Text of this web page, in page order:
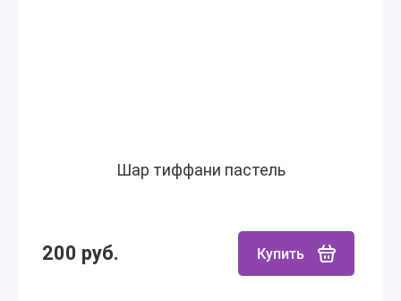
Шар тиффани пастель
200 руб. Купить